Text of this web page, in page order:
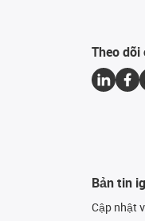
Theo
Bản tin
Cập nhật